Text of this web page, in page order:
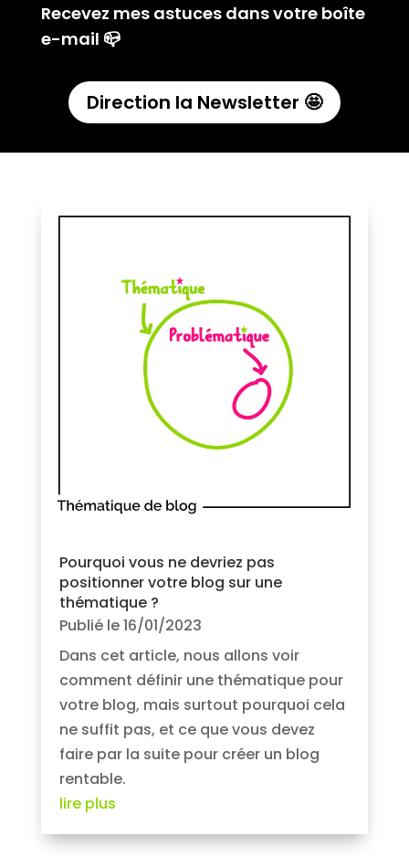
Recevez mes astuces dans votre boîte
e-mail 📪
Direction la Newsletter 🤩
Pourquoi vous ne devriez pas
positionner votre blog sur une
thématique ?
Publié le 16/01/2023
Dans cet article, nous allons voir
comment définir une thématique pour
votre blog, mais surtout pourquoi cela
ne suffit pas, et ce que vous devez
faire par la suite pour créer un blog
rentable.
lire plus